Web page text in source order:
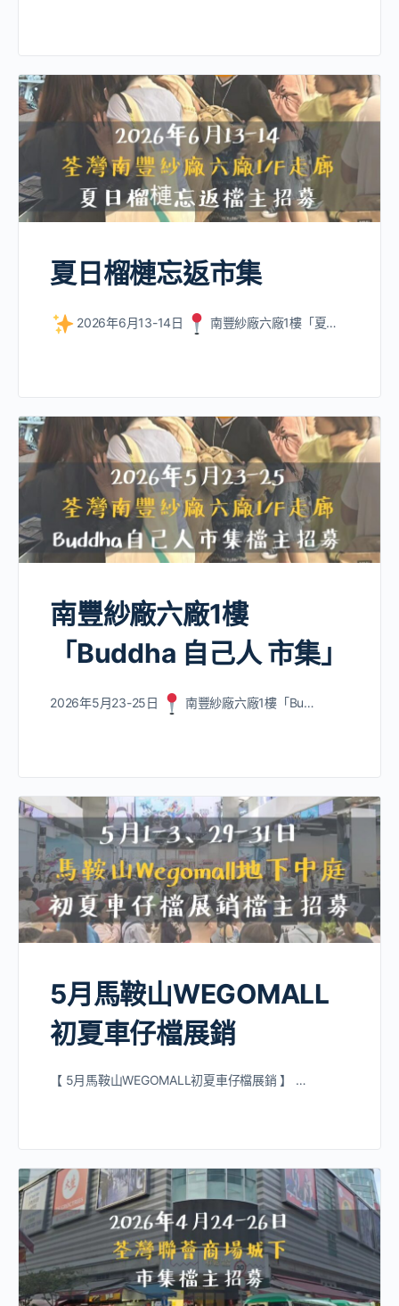
夏日榴槤忘返市集
2026年6月13-14日 南豐紗廠六廠1樓「夏…
南豐紗廠六廠1樓
「Buddha 自己人 市集」
2026年5月23-25日 南豐紗廠六廠1樓「Bu…
5月馬鞍山WEGOMALL
初夏車仔檔展銷
【 5月馬鞍山WEGOMALL初夏車仔檔展銷 】 …